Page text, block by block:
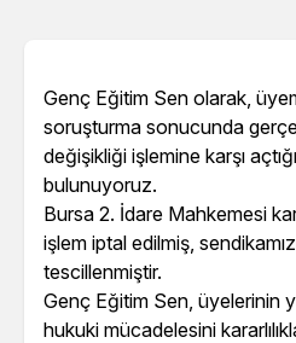
Genç Eğitim Sen olarak,
soruşturma sonucunda
değişikliği işlemine karşı
bulunuyoruz.
Bursa 2. İdare Mahkemesi
işlem iptal edilmiş,
tescillenmiştir.
Genç Eğitim Sen, üyelerinin
hukuki mücadelesini